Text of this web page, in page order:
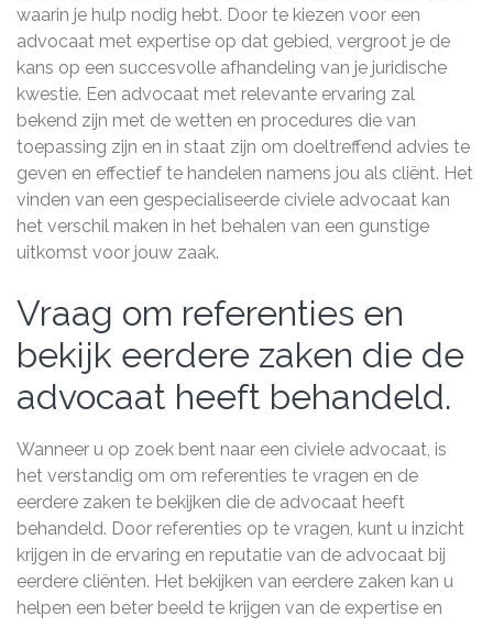
waarin je hulp nodig hebt. Door te kiezen voor een
advocaat met expertise op dat gebied, vergroot je de
kans op een succesvolle afhandeling van je juridische
kwestie. Een advocaat met relevante ervaring zal
bekend zijn met de wetten en procedures die van
toepassing zijn en in staat zijn om doeltreffend advies te
geven en effectief te handelen namens jou als cliënt. Het
vinden van een gespecialiseerde civiele advocaat kan
het verschil maken in het behalen van een gunstige
uitkomst voor jouw zaak.
Vraag om referenties en
bekijk eerdere zaken die de
advocaat heeft behandeld.
Wanneer u op zoek bent naar een civiele advocaat, is
het verstandig om om referenties te vragen en de
eerdere zaken te bekijken die de advocaat heeft
behandeld. Door referenties op te vragen, kunt u inzicht
krijgen in de ervaring en reputatie van de advocaat bij
eerdere cliënten. Het bekijken van eerdere zaken kan u
helpen een beter beeld te krijgen van de expertise en